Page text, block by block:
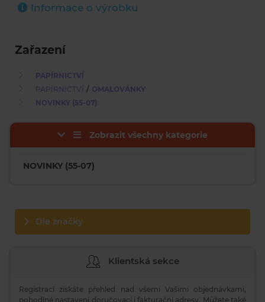
Informace o výrobku
Zařazení
PAPÍRNICTVÍ
PAPÍRNICTVÍ / OMALOVÁNKY
NOVINKY (55-07)
Zobrazit všechny kategorie
NOVINKY (55-07)
Dle značky
Klientská sekce
Registrací získáte přehled nad všemi Vašimi objednávkami,
pohodlné nastavení doručovací i fakturační adresy. Můžete také